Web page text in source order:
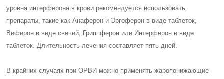
уровня интерферона в крови рекомендуется использовать
препараты, такие как Анаферон и Эргоферон в виде таблеток,
Виферон в виде свечей, Гриппферон или Интерферон в виде
таблеток. Длительность лечения составляет пять дней.
В крайних случаях при ОРВИ можно применять жаропонижающие